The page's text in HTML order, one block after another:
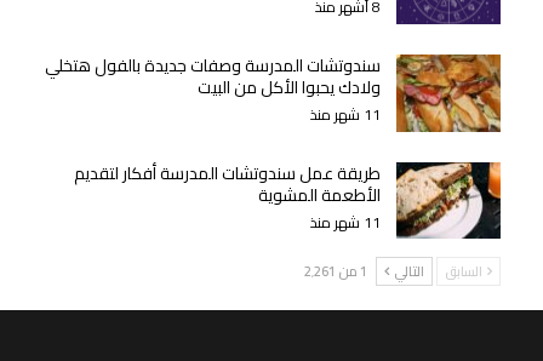
8 أشهر منذ
سندوتشات المدرسة وصفات جديدة بالفول هتخلي
ولادك يحبوا الأكل من البيت
11 شهر منذ
طريقة عمل سندوتشات المدرسة أفكار لتقديم
الأطعمة المشوية
11 شهر منذ
السابق التالي 1 من 2٬261